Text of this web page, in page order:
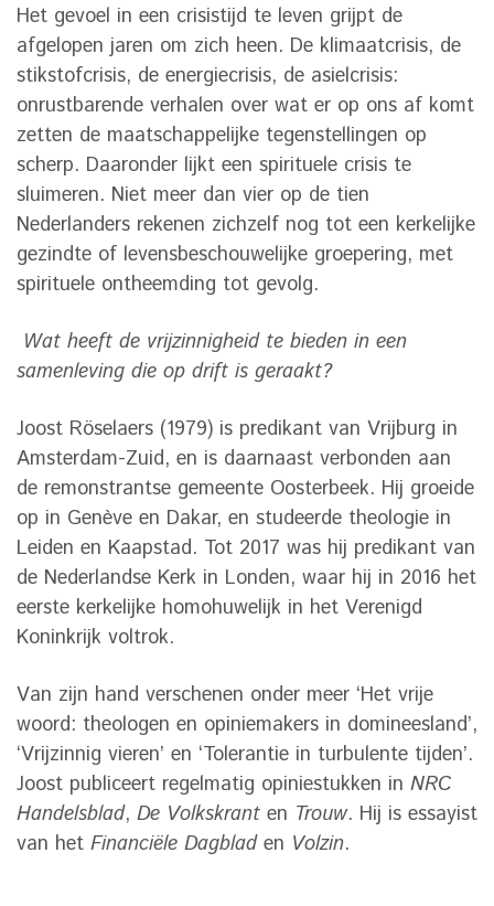
Het gevoel in een crisistijd te leven grijpt de
afgelopen jaren om zich heen. De klimaatcrisis, de
stikstofcrisis, de energiecrisis, de asielcrisis:
onrustbarende verhalen over wat er op ons af komt
zetten de maatschappelijke tegenstellingen op
scherp. Daaronder lijkt een spirituele crisis te
sluimeren. Niet meer dan vier op de tien
Nederlanders rekenen zichzelf nog tot een kerkelijke
gezindte of levensbeschouwelijke groepering, met
spirituele ontheemding tot gevolg.
Wat heeft de vrijzinnigheid te bieden in een
samenleving die op drift is geraakt?
Joost Röselaers (1979) is predikant van Vrijburg in
Amsterdam-Zuid, en is daarnaast verbonden aan
de remonstrantse gemeente Oosterbeek. Hij groeide
op in Genève en Dakar, en studeerde theologie in
Leiden en Kaapstad. Tot 2017 was hij predikant van
de Nederlandse Kerk in Londen, waar hij in 2016 het
eerste kerkelijke homohuwelijk in het Verenigd
Koninkrijk voltrok.
Van zijn hand verschenen onder meer ‘Het vrije
woord: theologen en opiniemakers in domineesland’,
‘Vrijzinnig vieren’ en ‘Tolerantie in turbulente tijden’.
Joost publiceert regelmatig opiniestukken in NRC
Handelsblad, De Volkskrant en Trouw. Hij is essayist
van het Financiële Dagbladen Volzin.